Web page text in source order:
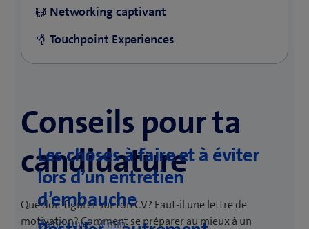
Networking captivant
Touchpoint Experiences
Conseils pour ta
can­di­da­ture
Que doit figurer sur ton CV? Faut-il une lettre de
motivation? Comment se préparer au mieux à un
Les choses à faire et à éviter
lors d’un entretien
d’embauche
David Luyet · 4 min.